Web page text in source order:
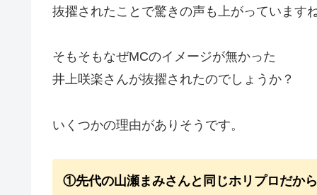
抜擢されたことで驚きの声も上がっていますね
そもそもなぜMCのイメージが無かった
井上咲楽さんが抜擢されたのでしょうか？
いくつかの理由がありそうです。
①先代の山瀬まみさんと同じホリプロだから